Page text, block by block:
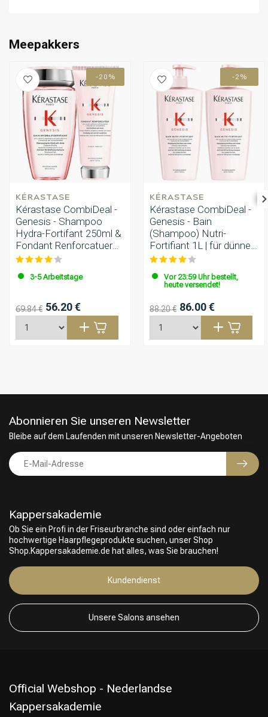
Meepakkers
-20%
KÉRASTASE
Kérastase CombiDeal -
Genesis - Shampoo
Hydra-Fortifant 250ml &
Fondant Renforcatuer
200ml
3-5 Arbeitstage
69.84 € 56.20 €
-2%
KÉRASTASE
Kérastase CombiDeal -
Genesis - Bain
(Shampoo) Nutri-
Fortifiant 1L | für dünner
werdendes Haar
Vor 23:59 Uhr bestellt,
heute versendet!
88.20 € 86.00 €
Kappersakademie
Ob Sie ein Profi in der Friseurbranche sind oder einfach nur
hochwertige Haarpflegeprodukte suchen, unser Shop
Shop.Kappersakademie.de hat alles, was Sie brauchen!
Kundendienst
Unsere Salons ansehen
Abonnieren Sie unseren Newsletter
Bleibe auf dem Laufenden mit unseren Newsletter-Angeboten
Official Webshop - Nederlandse
Kappersakademie